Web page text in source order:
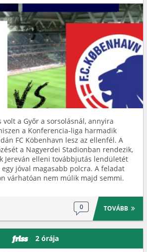
volt a Győr a sorsolásnál, annyira
a Konferencia‑liga harmadik
FC Köbenhavn lesz az ellenfél. A
a Nagyerdei Stadionban rendezik,
Jereván elleni továbbjutás lendületét
jóval magasabb polcra. A feladat
várhatóan nem múlik majd semmi.
0 TOVÁBB
friss 2 órája